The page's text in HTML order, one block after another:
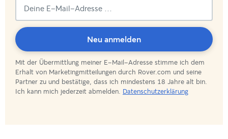
Mit der Übermittlung meiner E-Mail-Adresse stimme ich dem
Erhalt von Marketingmitteilungen durch Rover.com und seine
Partner zu und bestätige, dass ich mindestens 18 Jahre alt bin.
Ich kann mich jederzeit abmelden. Datenschutzerklärung
Neu anmelden
Du
bist
angemeldet!